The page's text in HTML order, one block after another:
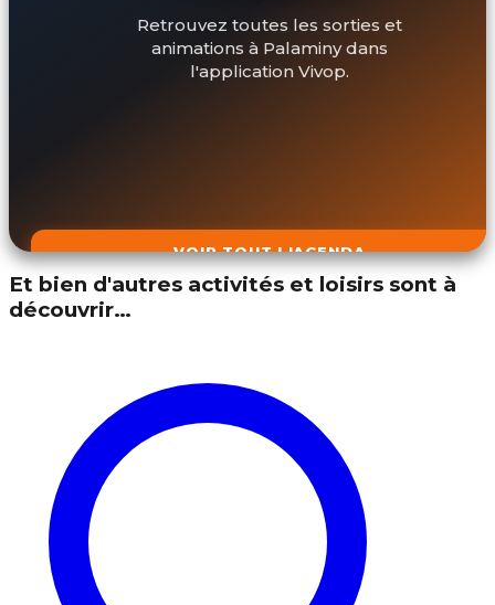
Retrouvez toutes les sorties et
animations à Palaminy dans
l'application Vivop.
VOIR TOUT L'AGENDA
Et bien d'autres activités et loisirs sont à
découvrir…